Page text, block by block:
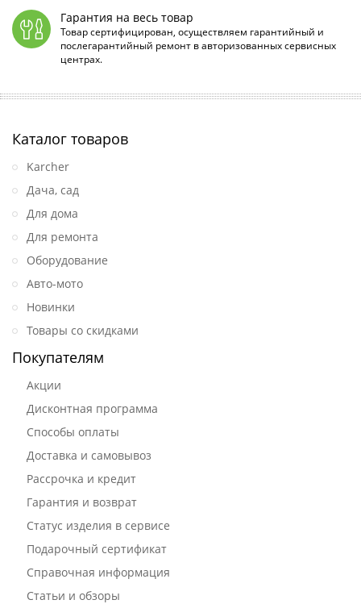
Гарантия на весь товар
Товар сертифицирован, осуществляем гарантийный и
послегарантийный ремонт в авторизованных сервисных
центрах.
Каталог товаров
Karcher
Дача, сад
Для дома
Для ремонта
Оборудование
Авто-мото
Новинки
Товары со скидками
Покупателям
Акции
Дисконтная программа
Способы оплаты
Доставка и самовывоз
Рассрочка и кредит
Гарантия и возврат
Статус изделия в сервисе
Подарочный сертификат
Справочная информация
Статьи и обзоры